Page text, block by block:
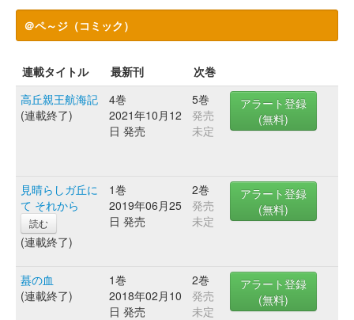
＠ペ～ジ（コミック）
連載タイトル 最新刊
次巻
高丘親王航海記
(連載終了)
4巻
2021年10月12
日 発売
5巻
発売
未定
アラート登録
(無料)
見晴らしガ丘に
て それから
読む
(連載終了)
1巻
2019年06月25
日 発売
2巻
発売
未定
アラート登録
(無料)
蟇の血
(連載終了)
1巻
2018年02月10
日 発売
2巻
発売
未定
アラート登録
(無料)